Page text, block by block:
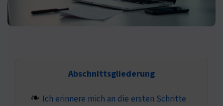
Abschnittsgliederung
Ich erinnere mich an die ersten Schritte